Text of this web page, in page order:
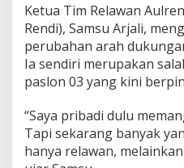
Ketua Tim Relawan
Rendi), Samsu Arjali,
perubahan arah
Ia sendiri merupakan
paslon 03 yang kini
“Saya pribadi dulu
Tapi sekarang banyak
hanya relawan,